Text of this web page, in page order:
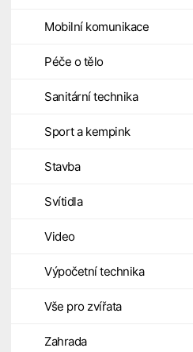
Mobilní komunikace
Péče o tělo
Sanitární technika
Sport a kempink
Stavba
Svítidla
Video
Výpočetní technika
Vše pro zvířata
Zahrada